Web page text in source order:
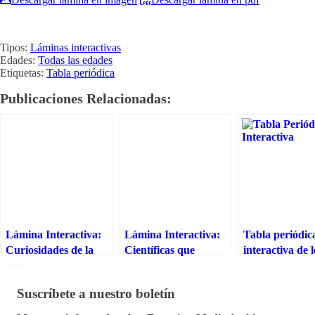
Tipos: Láminas interactivas
Edades: Todas las edades
Etiquetas: Tabla periódica
Publicaciones Relacionadas:
Lámina Interactiva:
Curiosidades de la
Lámina Interactiva:
Científicas que
Tabla
interactiva de
Suscríbete a nuestro boletín